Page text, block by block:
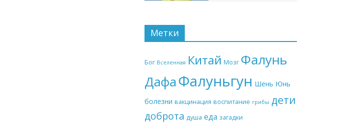
Метки
Бог Вселенная Китай Мозг Фалунь
ДафаФалуньгун Шень Юнь
болезни вакцинация воспитание грибы дети
доброта душа еда загадки